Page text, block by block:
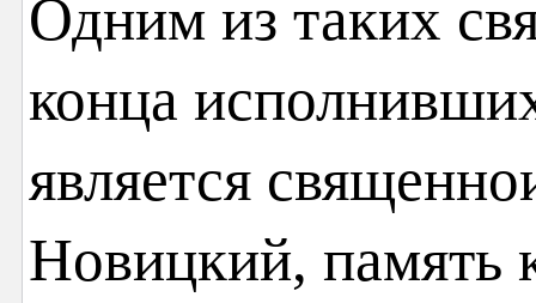
Одним из таких
конца
является
Новицкий, память